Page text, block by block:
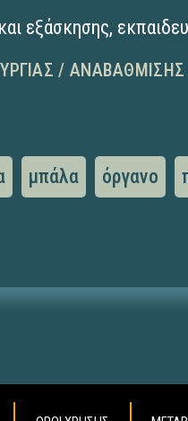
εξάσκησης,
/ ΑΝΑΒΆΘΜΙΣΗΣ
μπάλα όργανο